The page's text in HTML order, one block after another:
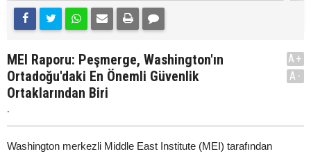
MEI Raporu: Peşmerge, Washington'ın
Ortadoğu'daki En Önemli Güvenlik
Ortaklarından Biri
.
A+
A-
Washington merkezli Middle East Institute (MEI) tarafından